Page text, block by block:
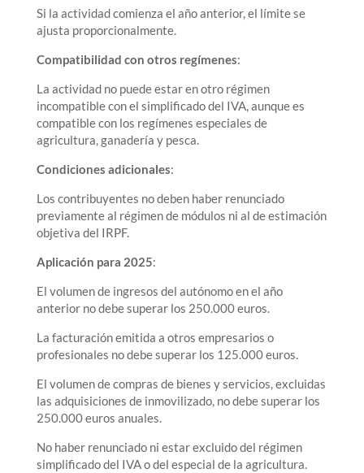
Si la actividad comienza el año anterior, el límite se
ajusta proporcionalmente.
Compatibilidad con otros regímenes:
La actividad no puede estar en otro régimen
incompatible con el simplificado del IVA, aunque es
compatible con los regímenes especiales de
agricultura, ganadería y pesca.
Condiciones adicionales:
Los contribuyentes no deben haber renunciado
previamente al régimen de módulos ni al de estimación
objetiva del IRPF.
Aplicación para 2025:
El volumen de ingresos del autónomo en el año
anterior no debe superar los 250.000 euros.
La facturación emitida a otros empresarios o
profesionales no debe superar los 125.000 euros.
El volumen de compras de bienes y servicios, excluidas
las adquisiciones de inmovilizado, no debe superar los
250.000 euros anuales.
No haber renunciado ni estar excluido del régimen
simplificado del IVA o del especial de la agricultura.